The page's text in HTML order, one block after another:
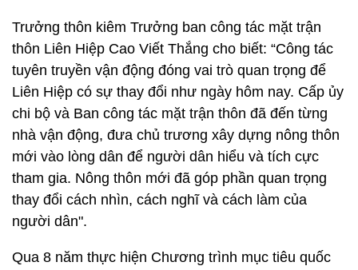
Trưởng thôn kiêm Trưởng ban công tác mặt trận
thôn Liên Hiệp Cao Viết Thắng cho biết: “Công tác
tuyên truyền vận động đóng vai trò quan trọng để
Liên Hiệp có sự thay đổi như ngày hôm nay. Cấp ủy
chi bộ và Ban công tác mặt trận thôn đã đến từng
nhà vận động, đưa chủ trương xây dựng nông thôn
mới vào lòng dân để người dân hiểu và tích cực
tham gia. Nông thôn mới đã góp phần quan trọng
thay đổi cách nhìn, cách nghĩ và cách làm của
người dân".
Qua 8 năm thực hiện Chương trình mục tiêu quốc